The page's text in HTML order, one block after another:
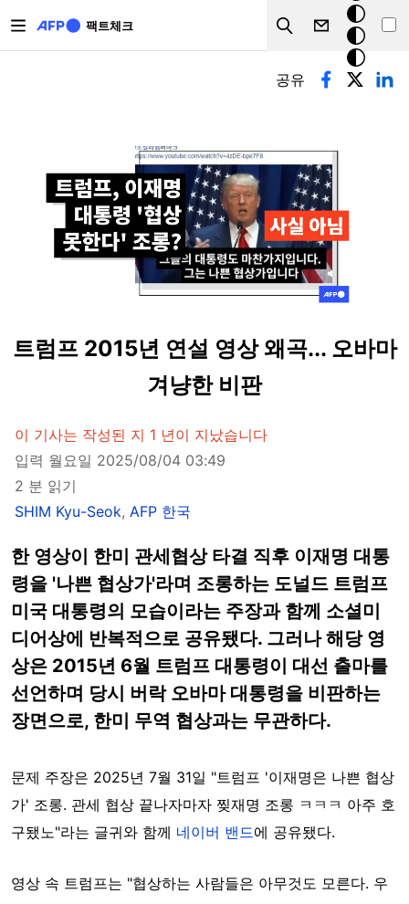
팩트체크
Search
크
모
드
기본탭
공유
트럼프 2015년 연설 영상 왜곡... 오바마
겨냥한 비판
이 기사는 작성된 지 1 년이 지났습니다
입력 월요일 2025/08/04 03:49
2 분 읽기
SHIM Kyu-Seok, AFP 한국
한 영상이 한미 관세협상 타결 직후 이재명 대통
령을 '나쁜 협상가'라며 조롱하는 도널드 트럼프
미국 대통령의 모습이라는 주장과 함께 소셜미
디어상에 반복적으로 공유됐다. 그러나 해당 영
상은 2015년 6월 트럼프 대통령이 대선 출마를
선언하며 당시 버락 오바마 대통령을 비판하는
장면으로, 한미 무역 협상과는 무관하다.
문제 주장은 2025년 7월 31일 "트럼프 '이재명은 나쁜 협상
가' 조롱. 관세 협상 끝나자마자 찢재명 조롱 ㅋㅋㅋ 아주 호
구됐노"라는 글귀와 함께 네이버 밴드에 공유됐다.
영상 속 트럼프는 "협상하는 사람들은 아무것도 모른다. 우